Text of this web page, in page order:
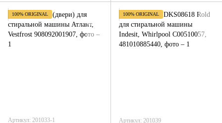
100% ORIGINAL
Артикул: 201033-1
100% ORIGINAL
Артикул: 201039